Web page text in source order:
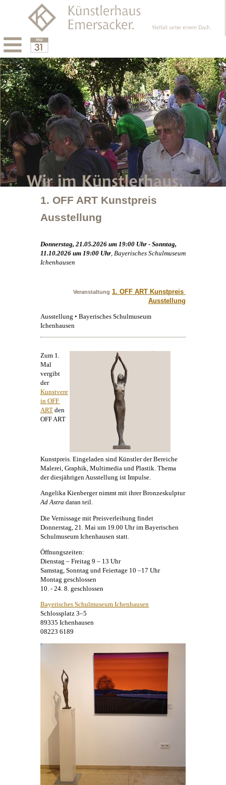
1. OFF ART Kunstpreis
Ausstellung
Donnerstag, 21.05.2026 um 19:00 Uhr - Sonntag,
11.10.2026 um 19:00 Uhr , Bayerisches Schulmuseum
Ichenhausen
Veranstaltung 1. OFF ART Kunstpreis
Ausstellung
Ausstellung • Bayerisches Schulmuseum
Ichenhausen
Zum 1.
Mal
vergibt
der
Kunstvere
in OFF
ART den
OFF ART
Kunstpreis. Eingeladen sind Künstler der Bereiche
Malerei , Graphik, Multimedia und Plastik. Thema
der diesjährigen Ausstellung ist Impulse.
Angelika Kienbergernimmt mit ihrer Bronzeskulptur
Ad Astra daran teil.
Die Vernissage mit Preisverleihung findet
Donnerstag, 21. Mai um 19.00 Uhr im Bayerischen
Schulmuseum Ichenhausen statt.
Öffnungszeiten:
Dienstag – Freitag 9 – 13 Uhr
Samstag, Sonntag und Feiertage 10 –17 Uhr
Montag geschlossen
10. - 24. 8. geschlossen
Bayerisches Schulmuseum Ichenhausen
Schlossplatz 3–5
89335 Ichenhausen
08223 6189